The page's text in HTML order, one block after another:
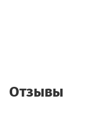
Отзывы